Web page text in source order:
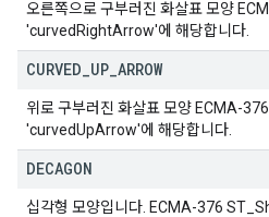
오른쪽으로 구부러진 화살표 모양
'curvedRightArrow'에 해당합니다.
CURVED UP ARROW
위로 구부러진 화살표 모양 ECMA-
'curvedUpArrow'에 해당합니다.
DECAGON
십각형 모양입니다. ECMA-376